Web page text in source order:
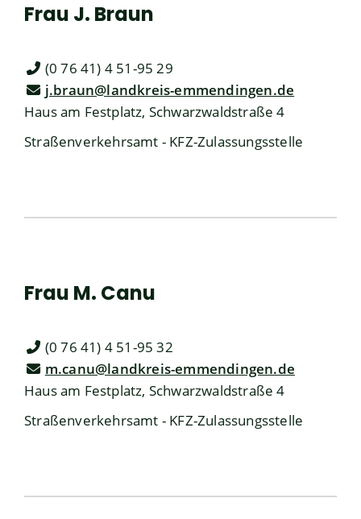
Frau J. Braun
(0 76 41) 4 51-95 29
j.braun@landkreis-emmendingen.de
Haus am Festplatz, Schwarzwaldstraße 4
Straßenverkehrsamt - KFZ-Zulassungsstelle
Frau M. Canu
(0 76 41) 4 51-95 32
m.canu@landkreis-emmendingen.de
Haus am Festplatz, Schwarzwaldstraße 4
Straßenverkehrsamt - KFZ-Zulassungsstelle